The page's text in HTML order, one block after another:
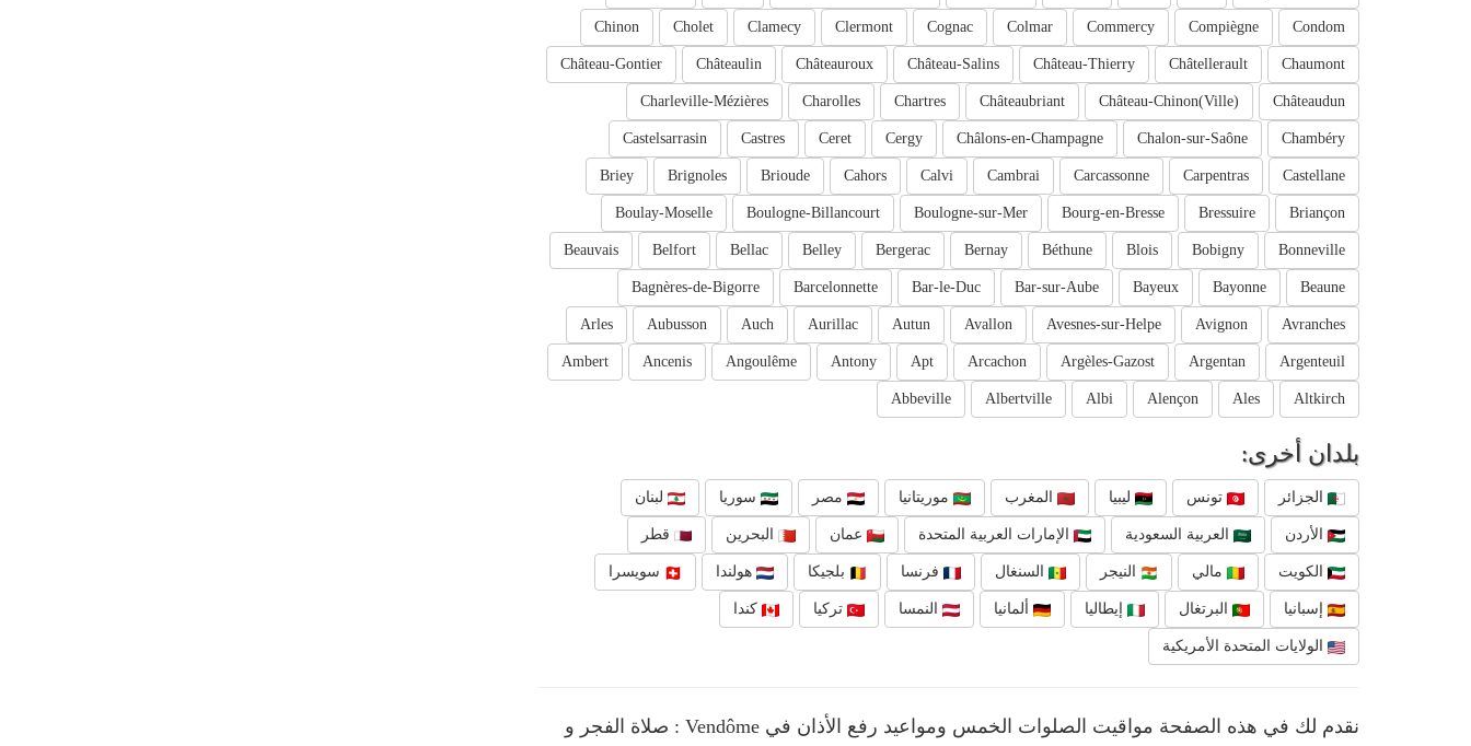
Condom
Compiègne
Commercy
Colmar
Cognac
Clermont
Clamecy
Cholet
Chinon
Chaumont
Châtellerault
Château-Thierry
Château-Salins
Châteauroux
Châteaulin
Château-Gontier
Châteaudun
Château-Chinon(Ville)
Châteaubriant
Chartres
Charolles
Charleville-Mézières
Chambéry
Chalon-sur-Saône
Châlons-en-Champagne
Cergy
Ceret
Castres
Castelsarrasin
Castellane
Carpentras
Carcassonne
Cambrai
Calvi
Cahors
Brioude
Brignoles
Briey
Briançon
Bressuire
Bourg-en-Bresse
Boulogne-sur-Mer
Boulogne-Billancourt
Boulay-Moselle
Bonneville
Bobigny
Blois
Béthune
Bernay
Bergerac
Belley
Bellac
Belfort
Beauvais
Beaune
Bayonne
Bayeux
Bar-sur-Aube
Bar-le-Duc
Barcelonnette
Bagnères-de-Bigorre
Avranches
Avignon
Avesnes-sur-Helpe
Avallon
Autun
Aurillac
Auch
Aubusson
Arles
Argenteuil
Argentan
Argèles-Gazost
Arcachon
Apt
Antony
Angoulême
Ancenis
Ambert
Altkirch
Ales
Alençon
Albi
Albertville
Abbeville
بلدان أخرى:
الجزائر تونس ليبيا المغرب موريتانيا مصر سوريا لبنان
الأردن العربية السعودية الإمارات العربية المتحدة عمان البحرين قطر
الكويت مالي النيجر السنغال فرنسا بلجيكا هولندا سويسرا
إسبانيا البرتغال إيطاليا ألمانيا النمسا تركيا كندا
الولايات المتحدة الأمريكية
نقدم لك في هذه الصفحة مواقيت الصلوات الخمس ومواعيد رفع الأذان في Vendôme : صلاة الفجر و